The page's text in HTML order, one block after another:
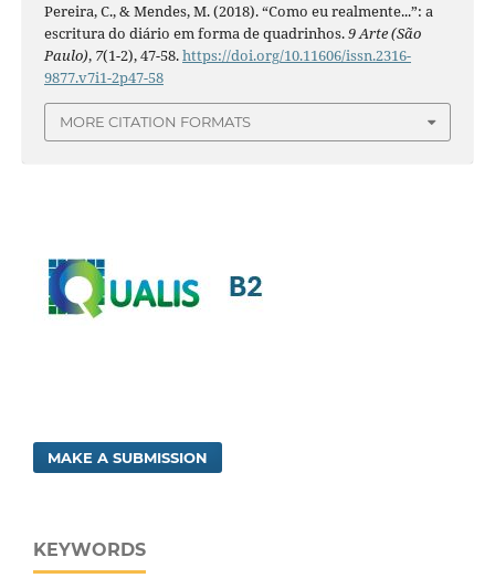
Pereira, C., & Mendes, M. (2018). “Como eu realmente...”: a
escritura do diário em forma de quadrinhos.9 Arte (São
Paulo), 7(1-2), 47-58.https://doi.org/10.11606/issn.2316-
9877.v7i1-2p47-58
MORE CITATION FORMATS
MAKE A SUBMISSION
KEYWORDS